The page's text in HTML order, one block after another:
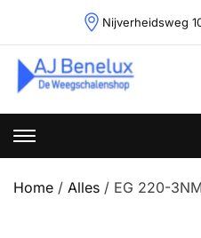
content
Nijverheidsweg
Weegschalenshop |
Weegoplossingen
Home / Alles / EG 220-3NM